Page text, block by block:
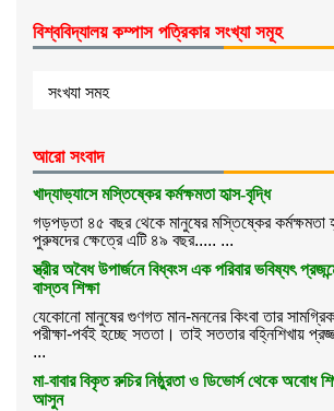
বিশ্ববিদ্যালয় কম্পাস পত্রিকার সংখ্যা সমূহ
আরো সংবাদ
খাদ্যাভ্যাসে মস্তিষ্কের কর্মক্ষমতা হৃাস-বৃদ্ধি
গড়পড়তা ৪৫ বছর থেকে মানুষের মস্তিষ্কের কর্মক্ষমতা
পুরুষদের ক্ষেত্রে এটি ৪৯ বছর..... ...
স্ত্রীর অবৈধ উপার্জনে বিধ্বংস এক পরিবার ভবিষ্যৎ
বাস্তব শিক্ষা
যেকোনো মানুষের গুণগত মান-মননের কিংবা তার
পরীক্ষা-পর্বই হচ্ছে সততা। তাই সততার বহ্নিশিখায়
...
মা-বাবার বিকৃত রুচির নিষ্ঠুরতা ও ডিভোর্স থেকে অবোধ
আসুন